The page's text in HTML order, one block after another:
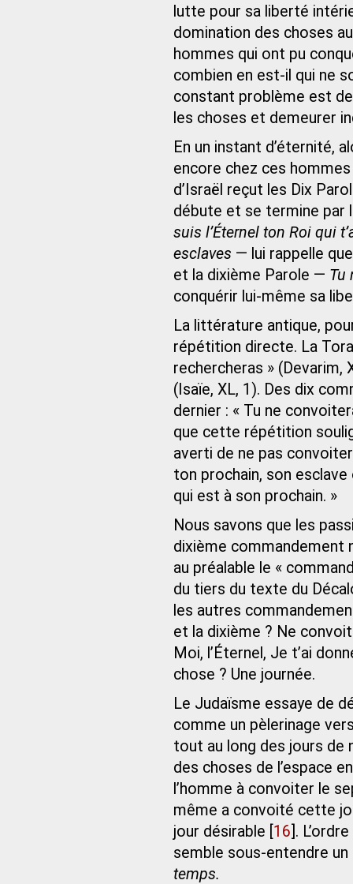
lutte pour sa liberté
domination des choses
hommes qui ont pu
combien en est-il qui ne
constant problème est
les choses et demeurer
En un instant d’éternité,
encore chez ces
d’Israël reçut les Dix
débute et se termine par
suis l’Éternel ton Roi qui
esclaves — lui rappelle
et la dixième Parole — Tu
conquérir lui-même sa
La littérature antique,
répétition directe. La
rechercheras » (Devarim,
(Isaïe, XL, 1). Des dix
dernier : « Tu ne
que cette répétition
averti de ne pas
ton prochain, son
qui est à son prochain. »
Nous savons que les
dixième commandement
au préalable le «
du tiers du texte du
les autres
et la dixième ? Ne
Moi, l’Éternel, Je t’ai
chose ? Une journée.
Le Judaïsme essaye de
comme un pèlerinage
tout au long des jours de
des choses de l’espace
l’homme à convoiter le
même a convoité cette
jour désirable 16 .
semble sous-entendre
temps.